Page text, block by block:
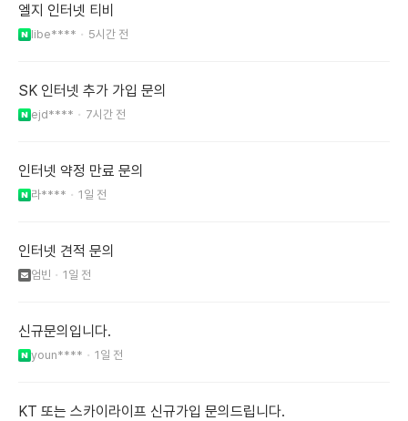
엘지 인터넷 티비
libe**** 5시간 전
SK 인터넷 추가 가입 문의
ejd**** 7시간 전
인터넷 약정 만료 문의
라**** 1일 전
인터넷 견적 문의
엄빈 1일 전
신규문의입니다.
youn**** 1일 전
KT 또는 스카이라이프 신규가입 문의드립니다.